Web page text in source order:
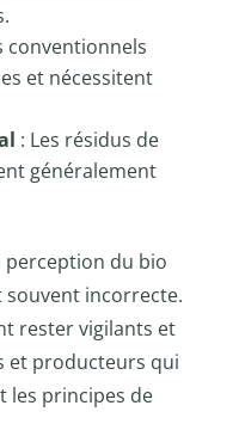
conventionnels
et nécessitent
: Les résidus de
généralement
perception du bio
souvent incorrecte.
rester vigilants et
et producteurs qui
les principes de